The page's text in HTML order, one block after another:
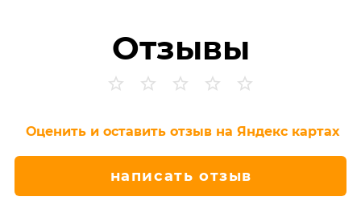
Отзывы
Оценить и оставить отзыв на Яндекс картах
написать отзыв